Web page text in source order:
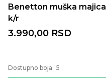
Benetton muška majica
k/r
3.990,00 RSD
Dostupno boja: 5